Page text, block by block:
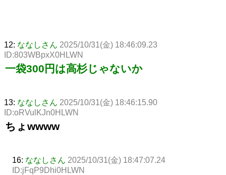
12: ななしさん 2025/10/31(金) 18:46:09.23
ID:803WBpxX0HLWN
一袋300円は高杉じゃないか
13: ななしさん 2025/10/31(金) 18:46:15.90
ID:oRVulKJn0HLWN
ちょwwww
16: ななしさん 2025/10/31(金) 18:47:07.24
ID:jFqP9Dhi0HLWN